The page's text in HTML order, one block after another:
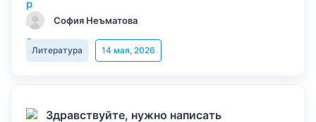
София Неъматова
Литература 14 мая, 2026
Здравствуйте, нужно написать